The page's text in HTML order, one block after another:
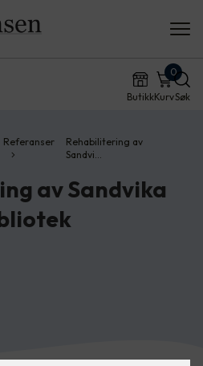
ButikkKurv
0
Søk
Referanser
Rehabilitering av
Sandvi…
av Sandvika